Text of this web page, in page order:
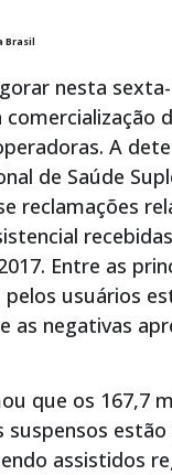
Brasil
nesta
comercialização
A
de Saúde
reclamações
Entre as
pelos usuários
as negativas
que os 167,7
suspensos
assistidos